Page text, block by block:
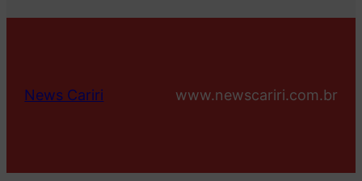
News Cariri www.newscariri.com.br